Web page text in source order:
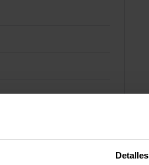
Detalles